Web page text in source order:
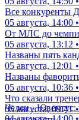
Все конкуренты
05 августа, 14:00
От МЛС до
05 августа, 13:12
Названы пять
05 августа, 12:01
Названы
05 августа, 10:36
Что сказали
05 августа, 09:41
Челси - Ювентус: